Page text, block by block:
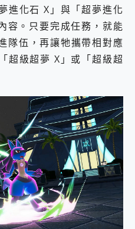
進化石 X」與「超夢進化
容。只要完成任務，就能
隊伍，再讓牠攜帶相對應
超級超夢 X」或「超級超